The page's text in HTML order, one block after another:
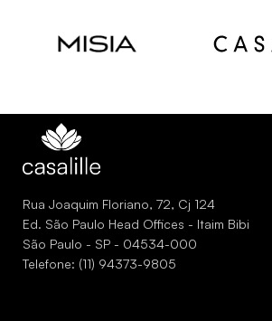
Read
more
Read
Rua Joaquim Floriano, 72, Cj 124
Ed. São Paulo Head Offices - Itaim Bibi
São Paulo - SP - 04534-000
Telefone: (11) 94373-9805